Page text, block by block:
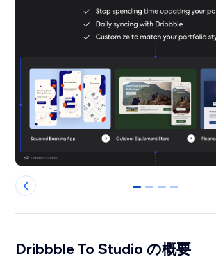
0 1 2 3
Dribbble To Studio の概要